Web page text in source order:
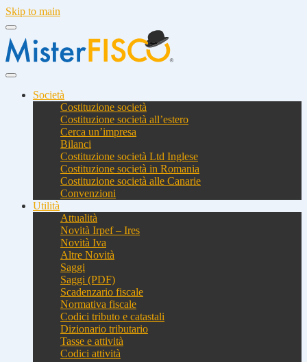
Skip to main
Società
Costituzione società
Costituzione società all’estero
Cerca un’impresa
Bilanci
Costituzione società Ltd Inglese
Costituzione società in Romania
Costituzione società alle Canarie
Convenzioni
Utilità
Attualità
Novità Irpef – Ires
Novità Iva
Altre Novità
Saggi
Saggi (PDF)
Scadenzario fiscale
Normativa fiscale
Codici tributo e catastali
Dizionario tributario
Tasse e attività
Codici attività